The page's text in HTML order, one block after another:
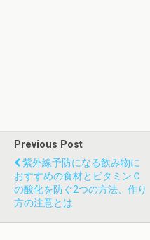
Previous Post
紫外線予防になる飲み物に
おすすめの食材とビタミンｃ
の酸化を防ぐ2つの方法、作り
方の注意とは